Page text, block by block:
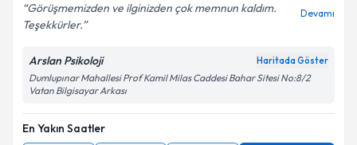
Görüşmemizden ve ilginizden çok memnun kaldım.
Teşekkürler.
Devamı
Arslan Psikoloji Haritada Göster
Dumlupınar Mahallesi Prof Kamil Milas Caddesi Bahar Sitesi No:8/2
Vatan Bilgisayar Arkası
En Yakın Saatler